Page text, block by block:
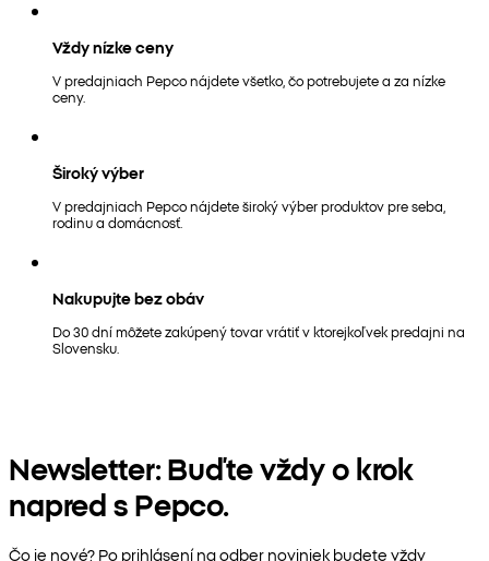
Vždy nízke ceny
V predajniach Pepco nájdete všetko, čo potrebujete a za nízke
ceny.
Široký výber
V predajniach Pepco nájdete široký výber produktov pre seba,
rodinu a domácnosť.
Nakupujte bez obáv
Do 30 dní môžete zakúpený tovar vrátiť v ktorejkoľvek predajni na
Slovensku.
Newsletter: Buďte vždy o krok
napred s Pepco.
Čo je nové? Po prihlásení na odber noviniek budete vždy